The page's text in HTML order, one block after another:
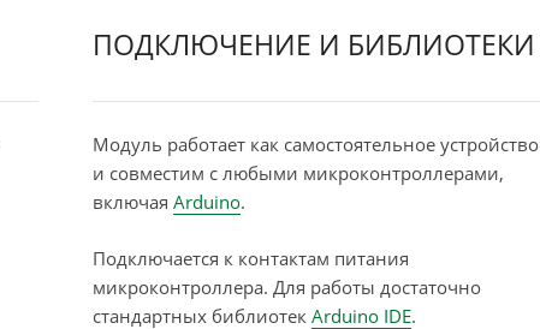
ПОДКЛЮЧЕНИЕ И БИБЛИОТЕКИ
Модуль работает как самостоятельное устройство
и совместим с любыми микроконтроллерами,
включая Arduino.
Подключается к контактам питания
микроконтроллера. Для работы достаточно
стандартных библиотек Arduino IDE.